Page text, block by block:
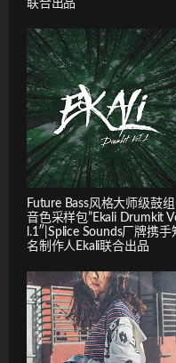
联合出品
Future Bass风格大师级鼓组
音色采样包”Ekali Drumkit
l.1″|Splice Sounds厂牌携手
名制作人Ekali联合出品